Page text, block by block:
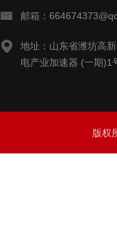
邮箱：
地址：山东省潍坊高
电产业加速器 (一期)1
版权